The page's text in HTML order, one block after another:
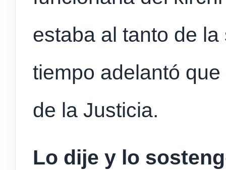
estaba al tanto de la
tiempo adelantó
de la Justicia.
Lo dije y lo